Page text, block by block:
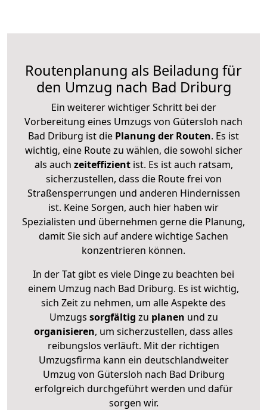
Routenplanung als Beiladung für
den Umzug nach Bad Driburg
Ein weiterer wichtiger Schritt bei der
Vorbereitung eines Umzugs von Gütersloh nach
Bad Driburg ist die Planung der Routen. Es ist
wichtig, eine Route zu wählen, die sowohl sicher
als auch zeiteffizientist. Es ist auch ratsam,
sicherzustellen, dass die Route frei von
Straßensperrungen und anderen Hindernissen
ist. Keine Sorgen, auch hier haben wir
Spezialisten und übernehmen gerne die Planung,
damit Sie sich auf andere wichtige Sachen
konzentrieren können.
In der Tat gibt es viele Dinge zu beachten bei
einem Umzug nach Bad Driburg. Es ist wichtig,
sich Zeit zu nehmen, um alle Aspekte des
Umzugs sorgfältig zu planen und zu
organisieren, um sicherzustellen, dass alles
reibungslos verläuft. Mit der richtigen
Umzugsfirma kann ein deutschlandweiter
Umzug von Gütersloh nach Bad Driburg
erfolgreich durchgeführt werden und dafür
sorgen wir.